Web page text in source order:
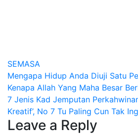
SEMASA
Post
navigation
Mengapa Hidup Anda Diuji Satu
Kenapa Allah Yang Maha Besar
7 Jenis Kad Jemputan
Kreatif’, No 7 Tu Paling Cun Tak
Leave a Reply